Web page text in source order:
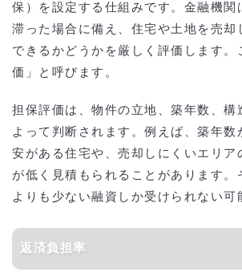
保）を設定する仕組みです。金融機関
滞った場合に備え、住宅や土地を売却
できるかどうかを厳しく評価します。
価」と呼びます。
担保評価は、物件の立地、築年数、構
よって判断されます。例えば、築年数
安がある住宅や、売却しにくいエリア
が低く見積もられることがあります。
よりも少ない融資しか受けられない可
返済負担率